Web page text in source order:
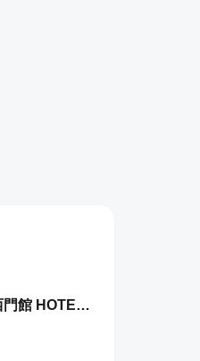
和逸飯店‧台南西門館 HOTEL COZZI Ximen Tainan